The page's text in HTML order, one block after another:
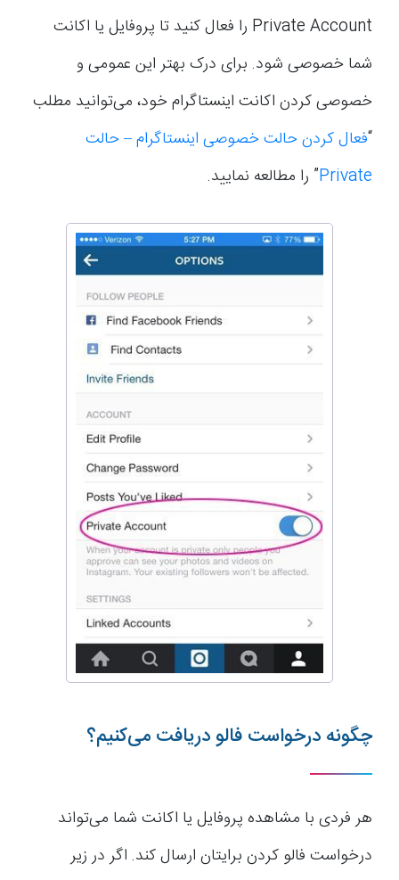
Private Account را فعال کنید تا پروفایل یا اکانت
شما خصوصی شود. برای درک بهتر این عمومی و
خصوصی کردن اکانت اینستاگرام خود، می‌توانید مطلب
“فعال کردن حالت خصوصی اینستاگرام – حالت
Private” را مطالعه نمایید.
چگونه درخواست فالو دریافت می‌کنیم؟
هر فردی با مشاهده پروفایل یا اکانت شما می‌تواند
درخواست فالو کردن برایتان ارسال کند. اگر در زیر